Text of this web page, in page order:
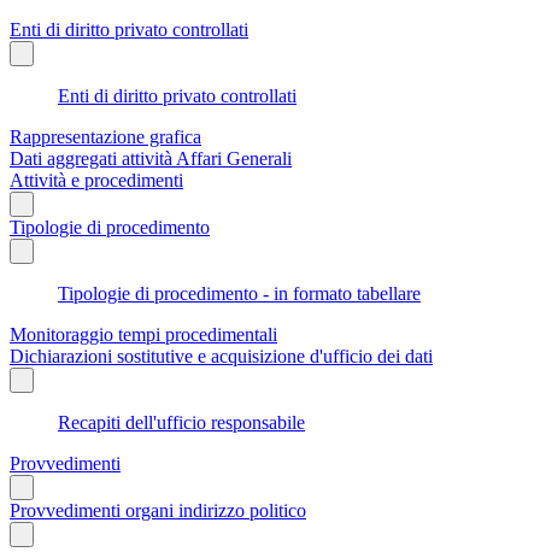
Enti di diritto privato controllati
Enti di diritto privato controllati
Rappresentazione grafica
Dati aggregati attività Affari Generali
Attività e procedimenti
Tipologie di procedimento
Tipologie di procedimento - in formato tabellare
Monitoraggio tempi procedimentali
Dichiarazioni sostitutive e acquisizione d'ufficio dei dati
Recapiti dell'ufficio responsabile
Provvedimenti
Provvedimenti organi indirizzo politico